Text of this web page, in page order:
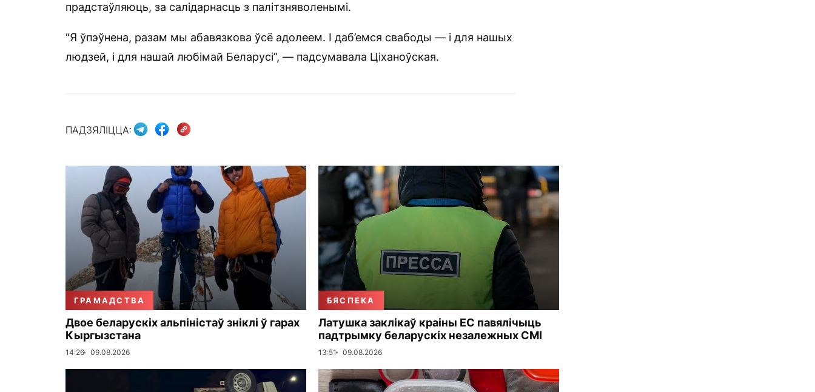
прадстаўляюць, за салідарнасць з палітзняволенымі.
“Я ўпэўнена, разам мы абавязкова ўсё адолеем. І даб’емся свабоды — і для нашых
людзей, і для нашай любімай Беларусі”, — падсумавала Ціханоўская.
ПАДЗЯЛІЦЦА:
ГРАМАДСТВА
Двое беларускіх альпіністаў зніклі ў гарах
Кыргызстана
14:26 09.08.2026
БЯСПЕКА
Латушка заклікаў краіны ЕС павялічыць
падтрымку беларускіх незалежных СМІ
13:51 09.08.2026